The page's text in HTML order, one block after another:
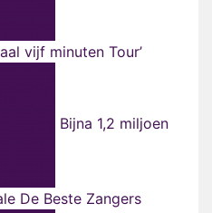
vijf minuten Tour’
Bijna 1,2 miljoen
De Beste Zangers